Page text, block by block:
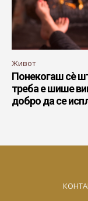
Живот
Понекогаш сѐ
треба е шише
добро да се